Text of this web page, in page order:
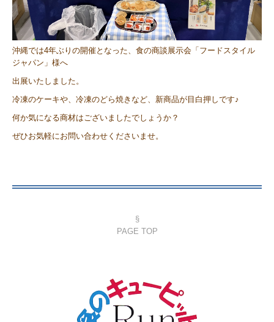
沖縄では4年ぶりの開催となった、食の商談展示会「フードスタイル
ジャパン」様へ
出展いたしました。
冷凍のケーキや、冷凍のどら焼きなど、新商品が目白押しです♪
何か気になる商材はございましたでしょうか？
ぜひお気軽にお問い合わせくださいませ。
§
PAGE TOP